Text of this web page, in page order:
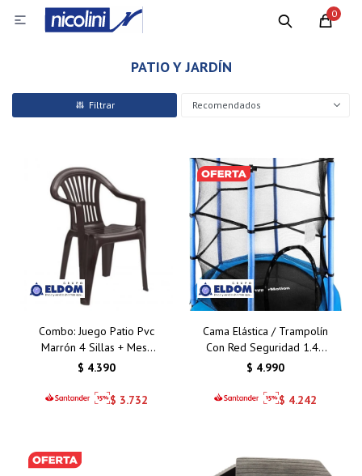
0

PATIO Y JARDÍN
Recomendados
Combo: Juego Patio Pvc
Marrón 4 Sillas + Mesa
Plegable
$ 4.390
$ 3.732
Cama Elástica / Trampolín
Con Red Seguridad 1.40
Metros
$ 4.990
$ 4.242